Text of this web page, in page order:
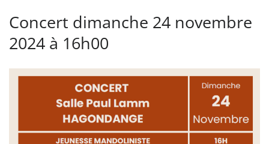
Concert dimanche 24 novembre
2024 à 16h00